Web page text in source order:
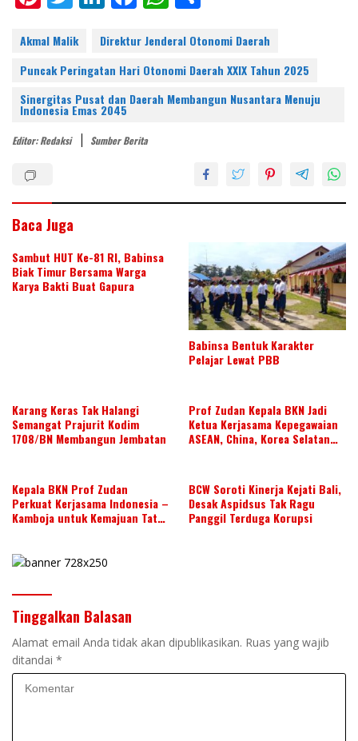
er
e
st
itt
er
k
e
dI
n
e
b
o
k
at
s
A
ar
e
Akmal Malik
Direktur Jenderal Otonomi Daerah
Puncak Peringatan Hari Otonomi Daerah XXIX Tahun 2025
Sinergitas Pusat dan Daerah Membangun Nusantara Menuju
Indonesia Emas 2045
Editor: Redaksi Sumber Berita
Baca Juga
Sambut HUT Ke-81 RI, Babinsa
Biak Timur Bersama Warga
Karya Bakti Buat Gapura
Babinsa Bentuk Karakter
Pelajar Lewat PBB
Karang Keras Tak Halangi
Semangat Prajurit Kodim
1708/BN Membangun Jembatan
Prof Zudan Kepala BKN Jadi
Ketua Kerjasama Kepegawaian
ASEAN, China, Korea Selatan
ASEAN
Kepala BKN Prof Zudan
Perkuat Kerjasama Indonesia –
Kamboja untuk Kemajuan Tata
BCW Soroti Kinerja Kejati Bali,
Desak Aspidsus Tak Ragu
Panggil Terduga Korupsi
Tinggalkan Balasan
Alamat email Anda tidak akan dipublikasikan. Ruas yang wajib
ditandai *